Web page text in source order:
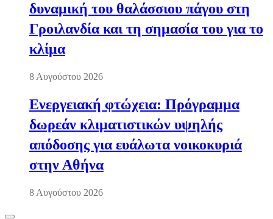
δυναμική του θαλάσσιου πάγου στη
Γροιλανδία και τη σημασία του για το
κλίμα
8 Αυγούστου 2026
Ενεργειακή φτώχεια: Πρόγραμμα
δωρεάν κλιματιστικών υψηλής
απόδοσης για ευάλωτα νοικοκυριά
στην Αθήνα
8 Αυγούστου 2026